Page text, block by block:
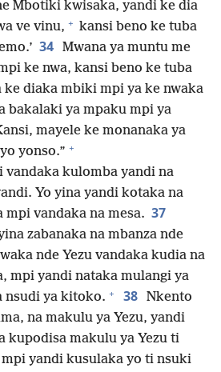
Mbotiki kwisaka, yandi ke dia
ve vinu, + kansi beno ke tuba
34 Mwana ya muntu me
ke nwa, kansi beno ke tuba
ke diaka mbiki mpi ya ke nwaka
bakalaki ya mpaku mpi ya
mayele ke monanaka ya
yonso.” +
vandaka kulomba yandi na
Yo yina yandi kotaka na
vandaka na mesa. 37
zabanaka na mbanza nde
nde Yezu vandaka kudia na
mpi yandi nataka mulangi ya
nsudi ya kitoko. + 38 Nkento
na makulu ya Yezu, yandi
kupodisa makulu ya Yezu ti
mpi yandi kusulaka yo ti nsuki